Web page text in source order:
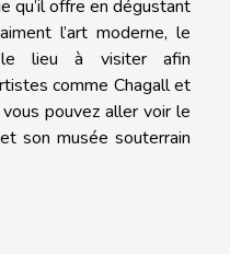
qu’il offre en dégustant
l’art moderne, le
le lieu à visiter afin
comme Chagall et
pouvez aller voir le
son musée souterrain